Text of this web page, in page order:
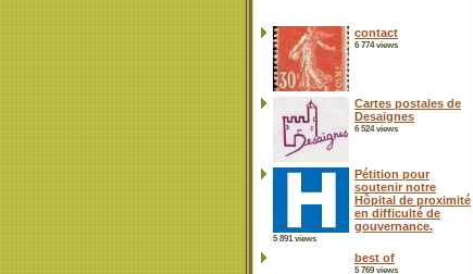
contact
6 774 views
Cartes postales de
Desaignes
6 524 views
Pétition pour
soutenir notre
Hôpital de proximité
en difficulté de
gouvernance.
5 891 views
best of
5 769 views